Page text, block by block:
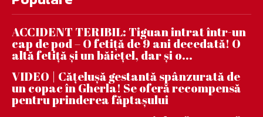
ACCIDENT TERIBIL: Tiguan intrat într-un
cap de pod – O fetiță de 9 ani decedată! O
altă fetiță și un băiețel, dar și o...
VIDEO | Căţeluşă gestantă spânzurată de
un copac în Gherla! Se oferă recompensă
pentru prinderea făptaşului